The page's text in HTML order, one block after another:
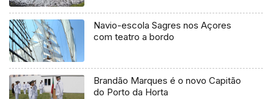
Navio-escola Sagres nos Açores
com teatro a bordo
Brandão Marques é o novo Capitão
do Porto da Horta